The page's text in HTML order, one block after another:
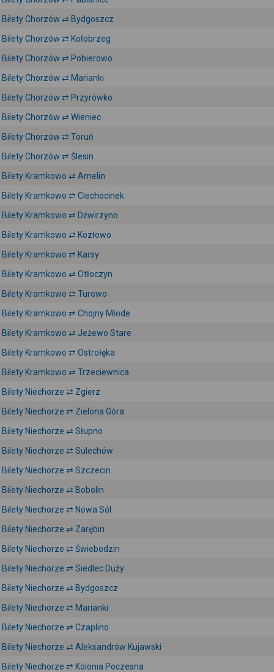
Bilety Chorzów ⇄ Bydgoszcz
Bilety Chorzów ⇄ Kołobrzeg
Bilety Chorzów ⇄ Pobierowo
Bilety Chorzów ⇄ Marianki
Bilety Chorzów ⇄ Przyrówko
Bilety Chorzów ⇄ Wieniec
Bilety Chorzów ⇄ Toruń
Bilety Chorzów ⇄ Ślesin
Bilety Kramkowo ⇄ Amelin
Bilety Kramkowo ⇄ Ciechocinek
Bilety Kramkowo ⇄ Dźwirzyno
Bilety Kramkowo ⇄ Kozłowo
Bilety Kramkowo ⇄ Karsy
Bilety Kramkowo ⇄ Otłoczyn
Bilety Kramkowo ⇄ Turowo
Bilety Kramkowo ⇄ Chojny Młode
Bilety Kramkowo ⇄ Jeżewo Stare
Bilety Kramkowo ⇄ Ostrołęka
Bilety Kramkowo ⇄ Trzeciewnica
Bilety Niechorze ⇄ Zgierz
Bilety Niechorze ⇄ Zielona Góra
Bilety Niechorze ⇄ Słupno
Bilety Niechorze ⇄ Sulechów
Bilety Niechorze ⇄ Szczecin
Bilety Niechorze ⇄ Bobolin
Bilety Niechorze ⇄ Nowa Sól
Bilety Niechorze ⇄ Zarębin
Bilety Niechorze ⇄ Świebodzin
Bilety Niechorze ⇄ Siedlec Duży
Bilety Niechorze ⇄ Bydgoszcz
Bilety Niechorze ⇄ Marianki
Bilety Niechorze ⇄ Czaplino
Bilety Niechorze ⇄ Aleksandrów Kujawski
Bilety Niechorze ⇄ Kolonia Poczesna